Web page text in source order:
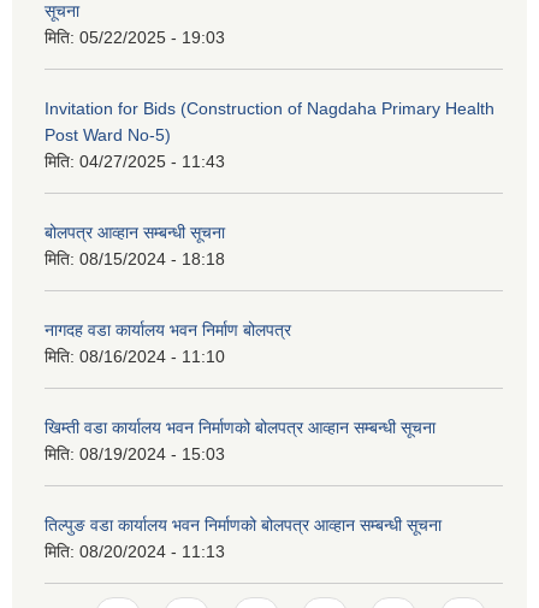
सूचना
मिति: 05/22/2025 - 19:03
Invitation for Bids (Construction of Nagdaha Primary Health
Post Ward No-5)
मिति: 04/27/2025 - 11:43
बोलपत्र आव्हान सम्बन्धी सूचना
मिति: 08/15/2024 - 18:18
नागदह वडा कार्यालय भवन निर्माण बोलपत्र
मिति: 08/16/2024 - 11:10
खिम्ती वडा कार्यालय भवन निर्माणको बोलपत्र आव्हान सम्बन्धी सूचना
मिति: 08/19/2024 - 15:03
तिल्पुङ वडा कार्यालय भवन निर्माणको बोलपत्र आव्हान सम्बन्धी सूचना
मिति: 08/20/2024 - 11:13